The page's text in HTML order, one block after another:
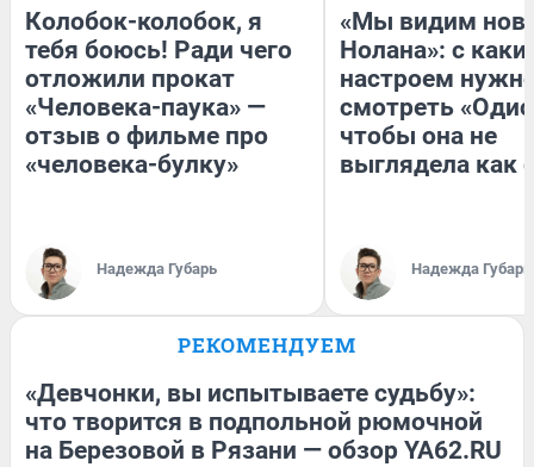
Колобок-колобок, я
тебя боюсь! Ради чего
отложили прокат
«Человека-паука» —
отзыв о фильме про
«человека-булку»
Надежда Губарь
«Мы видим
Нолана»: с
настроем
смотреть
чтобы она не
выглядела как
Надежда Губарь
РЕКОМЕНДУЕМ
«Девчонки, вы испытываете судьбу»:
что творится в подпольной рюмочной
на Березовой в Рязани — обзор YA62.RU